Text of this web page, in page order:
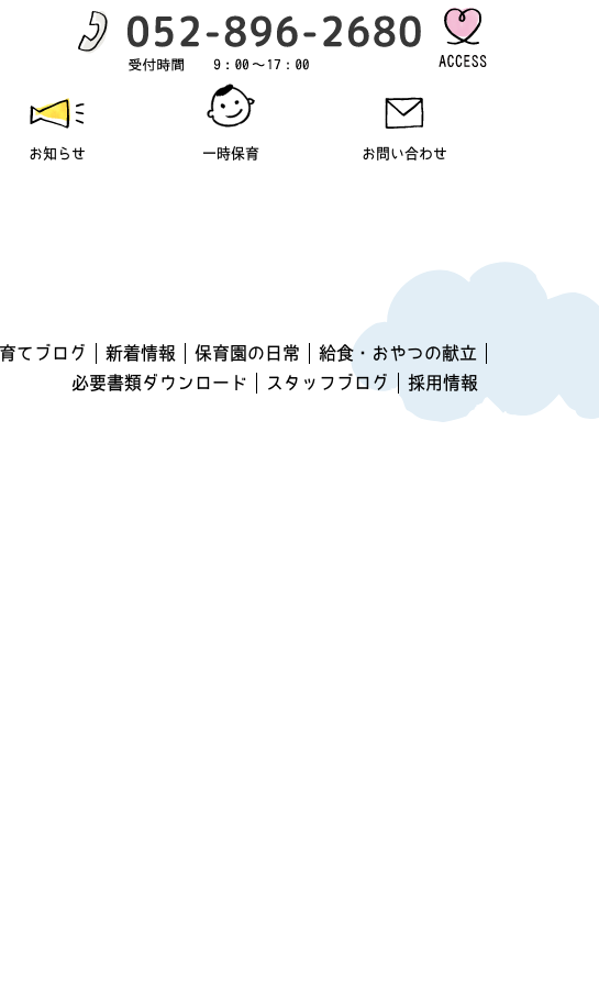
お知らせ 一時保育 お問い合わせ
てブログ 新着情報 保育園の日常
給食・おやつの献立
必要書類ダウンロード
スタッフブログ 採用情報